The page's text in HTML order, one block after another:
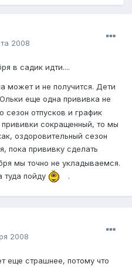
2008
в садик идти....
может и не получится. Дети
еще одна прививка не
сезон отпусков и график
сокращенный, то мы
оздоровительный сезон
пока прививку сделать
мы точно не укладываемся.
туда пойду
.
2008
еще страшнее, потому что